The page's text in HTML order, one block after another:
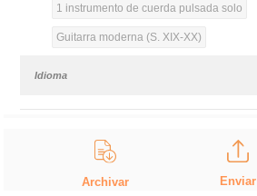
1 instrumento de cuerda pulsada solo
Guitarra moderna (S. XIX-XX)
Idioma
Archivar Enviar